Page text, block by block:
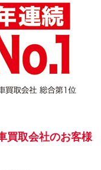
買取会社のお客様